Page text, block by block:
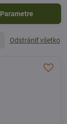
Parametre
Odstrániť všetko